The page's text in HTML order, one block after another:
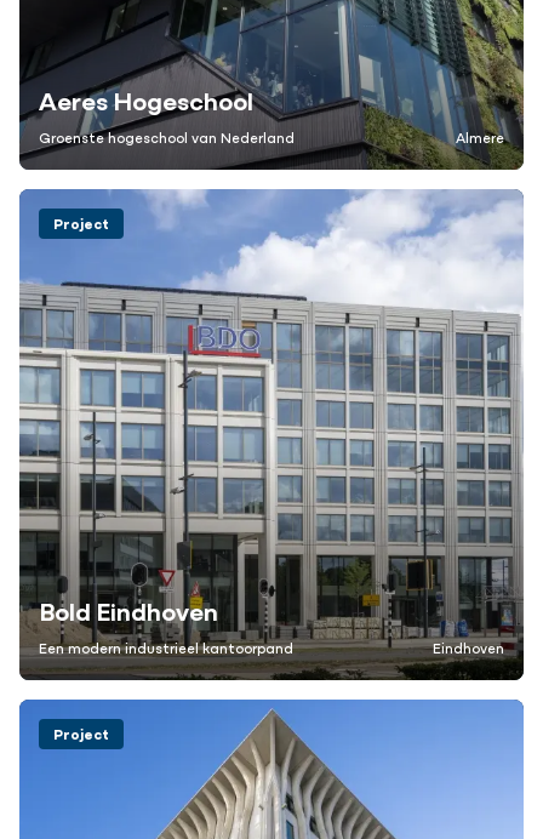
Aeres Hogeschool
Groenste hogeschool van Nederland Almere
Bold Eindhoven
Project
Een modern industrieel kantoorpand Eindhoven
Project